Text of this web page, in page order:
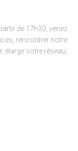
de 17h30, venez
rencontrer notre
élargir votre réseau,